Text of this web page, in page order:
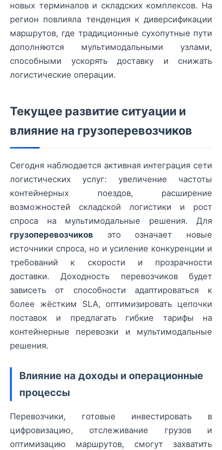
новых терминалов и складских комплексов. На
регион повлияла тенденция к диверсификации
маршрутов, где традиционные сухопутные пути
дополняются мультимодальными узлами,
способными ускорять доставку и снижать
логистические операции.
Текущее развитие ситуации и
влияние на грузоперевозчиков
Сегодня наблюдается активная интеграция сети
логистических услуг: увеличение частоты
контейнерных поездов, расширение
возможностей складской логистики и рост
спроса на мультимодальные решения. Для
грузоперевозчиков это означает новые
источники спроса, но и усиление конкуренции и
требований к скорости и прозрачности
доставки. Доходность перевозчиков будет
зависеть от способности адаптироваться к
более жёстким SLA, оптимизировать цепочки
поставок и предлагать гибкие тарифы на
контейнерные перевозки и мультимодальные
решения.
Влияние на доходы и операционные
процессы
Перевозчики, готовые инвестировать в
цифровизацию, отслеживание грузов и
оптимизацию маршрутов, смогут захватить